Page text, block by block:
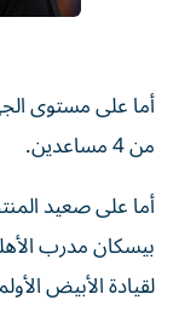
أما على مستوى
من 4 مساعدين.
أما على صعيد
بيسكان مدرب
لقيادة الأبيض